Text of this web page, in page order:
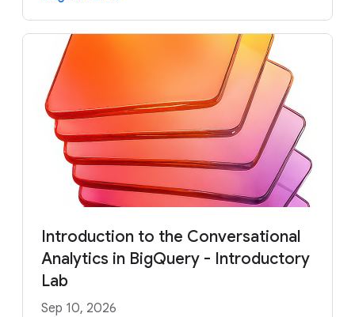
Introduction to the Conversational
Analytics in BigQuery - Introductory
Lab
Sep 10, 2026